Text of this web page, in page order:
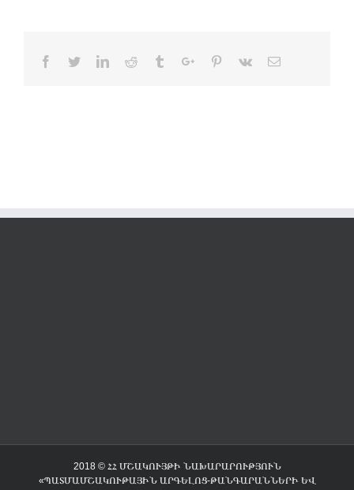
Facebook
TwitterLinkedinReddit TumblrGoogle+Pinterest
Vk Email
2018 © ՀՀ ՄՇԱԿՈՒՅԹԻ ՆԱԽԱՐԱՐՈՒԹՅՈՒՆ
«ՊԱՏՄԱՄՇԱԿՈՒԹԱՅԻՆ ԱՐԳԵԼՈՑ-ԹԱՆԳԱՐԱՆՆԵՐԻ ԵՎ